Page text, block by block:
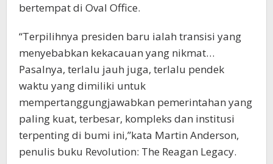
bertempat di Oval Office.
“Terpilihnya presiden baru ialah transisi yang
menyebabkan kekacauan yang nikmat…
Pasalnya, terlalu jauh juga, terlalu pendek
waktu yang dimiliki untuk
mempertanggungjawabkan pemerintahan yang
paling kuat, terbesar, kompleks dan institusi
terpenting di bumi ini,”kata Martin Anderson,
penulis buku Revolution: The Reagan Legacy.